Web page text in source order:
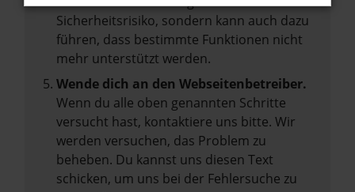
Sicherheitsrisiko, sondern kann auch dazu
führen, dass bestimmte Funktionen nicht
mehr unterstützt werden.
Wende dich an den Webseitenbetreiber.
Wenn du alle oben genannten Schritte
versucht hast, kontaktiere uns bitte. Wir
werden versuchen, das Problem zu
beheben. Du kannst uns diesen Text
schicken, um uns bei der Fehlersuche zu